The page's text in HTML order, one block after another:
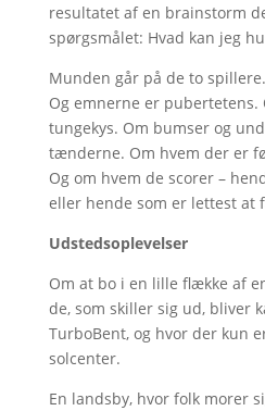
resultatet af en brainstorm
spørgsmålet: Hvad kan jeg
Munden går på de to
Og emnerne er
tungekys. Om bumser og
tænderne. Om hvem der er
Og om hvem de scorer –
eller hende som er lettest at
Udstedsoplevelser
Om at bo i en lille flække af
de, som skiller sig ud, bliver
TurboBent, og hvor der kun
solcenter.
En landsby, hvor folk morer